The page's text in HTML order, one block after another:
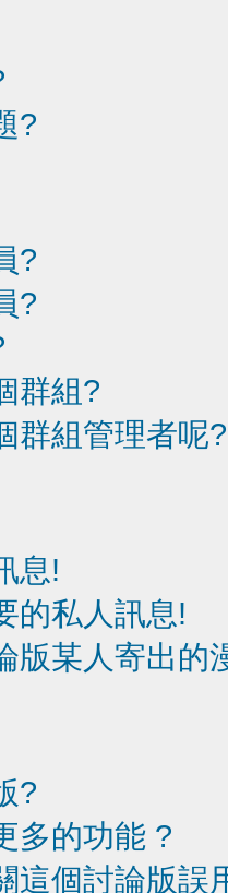
?
?
?
群組?
群組管理者呢?
息!
的私人訊息!
版某人寄出的
?
多的功能 ?
這個討論版誤